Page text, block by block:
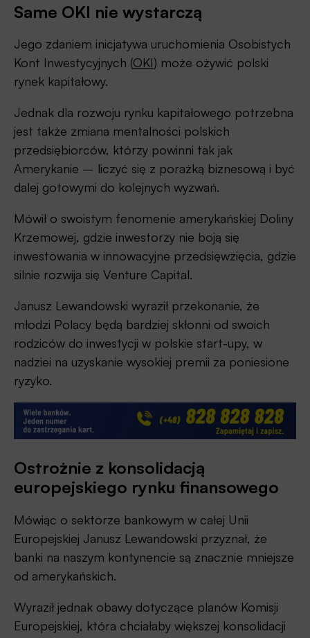
Same OKI nie wystarczą
Jego zdaniem inicjatywa uruchomienia Osobistych
Kont Inwestycyjnych (OKI) może ożywić polski
rynek kapitałowy.
Jednak dla rozwoju rynku kapitałowego potrzebna
jest także zmiana mentalności polskich
przedsiębiorców, którzy powinni tak jak
Amerykanie – liczyć się z porażką biznesową i być
dalej gotowymi do kolejnych wyzwań.
Mówił o swoistym fenomenie amerykańskiej Doliny
Krzemowej, gdzie inwestorzy nie boją się
inwestowania w innowacyjne przedsięwzięcia, gdzie
silnie rozwija się Venture Capital.
Janusz Lewandowski wyraził przekonanie, że
młodzi Polacy będą bardziej skłonni od swoich
rodziców do inwestycji w polskie start-upy, w
nadziei na uzyskanie wysokiej premii za poniesione
ryzyko.
Ostrożnie z konsolidacją
europejskiego rynku finansowego
Mówiąc o sektorze bankowym w całej Unii
Europejskiej Janusz Lewandowski przyznał, że
banki na naszym kontynencie są znacznie mniejsze
od amerykańskich.
Wyraził jednak obawy dotyczące planów Komisji
Europejskiej, która chciałaby większej konsolidacji